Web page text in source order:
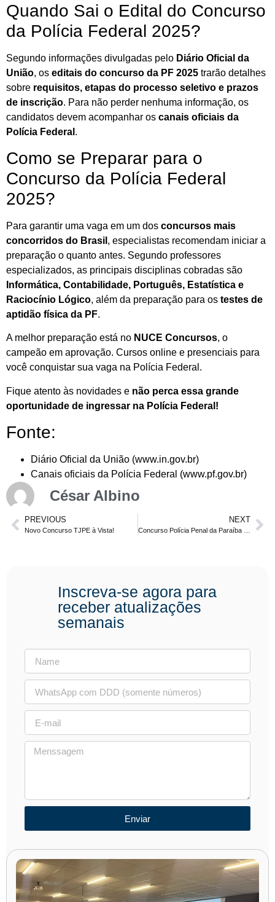
Quando Sai o Edital do Concurso
da Polícia Federal 2025?
Segundo informações divulgadas pelo Diário Oficial da
União, os editais do concurso da PF 2025 trarão detalhes
sobre requisitos, etapas do processo seletivo e prazos
de inscrição. Para não perder nenhuma informação, os
candidatos devem acompanhar os canais oficiais da
Polícia Federal .
Como se Preparar para o
Concurso da Polícia Federal
2025?
Para garantir uma vaga em um dos concursos mais
concorridos do Brasil , especialistas recomendam iniciar a
preparação o quanto antes. Segundo professores
especializados, as principais disciplinas cobradas são
Informática, Contabilidade, Português, Estatística e
Raciocínio Lógico, além da preparação para os testes de
aptidão física da PF.
A melhor preparação está no NUCE Concursos, o
campeão em aprovação. Cursos online e presenciais para
você conquistar sua vaga na Polícia Federal.
Fique atento às novidades e não perca essa grande
oportunidade de ingressar na Polícia Federal!
Fonte:
Diário Oficial da União (www.in.gov.br)
Canais oficiais da Polícia Federal (www.pf.gov.br)
César Albino
PREVIOUS
Novo Concurso TJPE à Vista!
NEXT
Inscreva-se agora para
receber atualizações
semanais
Enviar